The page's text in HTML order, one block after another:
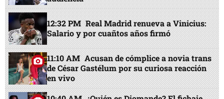
12:32 PM Real Madrid renueva a Vinicius:
Salario y por cuañtos años firmó
11:10 AM Acusan de cómplice a novia trans
de César Gastélum por su curiosa reacción
en vivo